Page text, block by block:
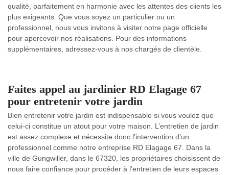
qualité, parfaitement en harmonie avec les attentes des clients les
plus exigeants. Que vous soyez un particulier ou un
professionnel, nous vous invitons à visiter notre page officielle
pour apercevoir nos réalisations. Pour des informations
supplémentaires, adressez-vous à nos chargés de clientèle.
Faites appel au jardinier RD Elagage 67
pour entretenir votre jardin
Bien entretenir votre jardin est indispensable si vous voulez que
celui-ci constitue un atout pour votre maison. L’entretien de jardin
est assez complexe et nécessite donc l’intervention d’un
professionnel comme notre entreprise RD Elagage 67. Dans la
ville de Gungwiller, dans le 67320, les propriétaires choisissent de
nous faire confiance pour procéder à l’entretien de leurs espaces